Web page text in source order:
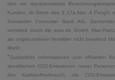
dies ein repräsentatives
Kunden, im Sinne des § 17a Abs. 4 PangV,
Santander Consumer Bank AG,
vermittelt durch die auto.de GmbH, Max-
als ungebundener Vermittler nicht beratend
MwSt.
*Zusätzliche Informationen zum offiziellen
spezifischen CO2-Emissionen neuer
den Kraftstoffverbrauch, die CO2-